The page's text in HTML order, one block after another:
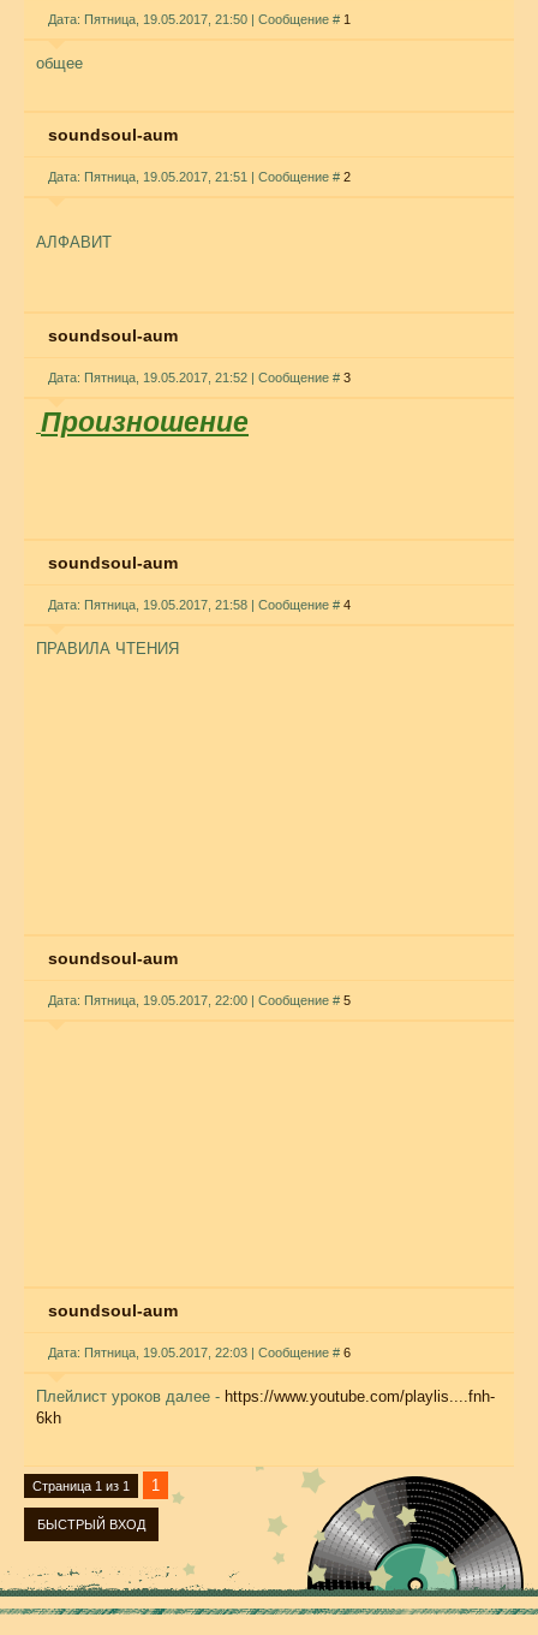
Дата: Пятница, 19.05.2017, 21:50 | Сообщение # 1
общее
soundsoul-aum
Дата: Пятница, 19.05.2017, 21:51 | Сообщение # 2
АЛФАВИТ
soundsoul-aum
Дата: Пятница, 19.05.2017, 21:52 | Сообщение # 3
Произношение
soundsoul-aum
Дата: Пятница, 19.05.2017, 21:58 | Сообщение # 4
ПРАВИЛА ЧТЕНИЯ
soundsoul-aum
Дата: Пятница, 19.05.2017, 22:00 | Сообщение # 5
soundsoul-aum
Дата: Пятница, 19.05.2017, 22:03 | Сообщение # 6
Плейлист уроков далее - https://www.youtube.com/playlis....fnh-
6kh
Страница 1 из 1 1